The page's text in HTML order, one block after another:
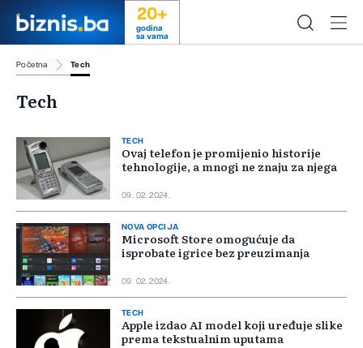
20+
godina
sa vama
Početna Tech
Tech
TECH
Ovaj telefon je promijenio historije
tehnologije, a mnogi ne znaju za njega
09. 02. 2024.
NOVA OPCIJA
Microsoft Store omogućuje da
isprobate igrice bez preuzimanja
09. 02. 2024.
TECH
Apple izdao AI model koji uređuje slike
prema tekstualnim uputama